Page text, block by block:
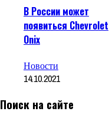
В России может
появиться Chevrolet
Onix
Новости
14.10.2021
Поиск на сайте